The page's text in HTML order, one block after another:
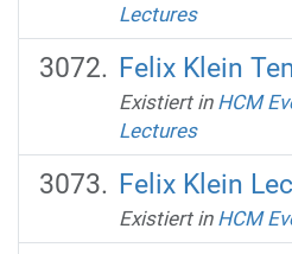
Lectures
Felix Klein
Existiert in HCM
Lectures
Felix Klein
Existiert in HCM